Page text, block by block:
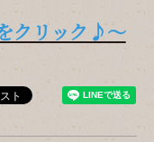
クリック♪～